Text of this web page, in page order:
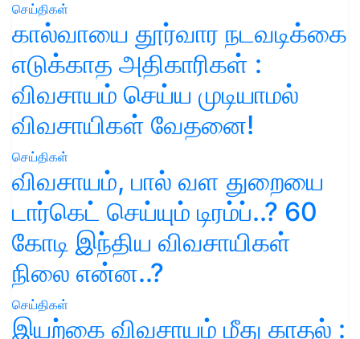
செய்திகள்
கால்வாயை தூர்வார நடவடிக்கை
எடுக்காத அதிகாரிகள் :
விவசாயம் செய்ய முடியாமல்
விவசாயிகள் வேதனை!
செய்திகள்
விவசாயம், பால் வள துறையை
டார்கெட் செய்யும் டிரம்ப்..? 60
கோடி இந்திய விவசாயிகள்
நிலை என்ன..?
செய்திகள்
இயற்கை விவசாயம் மீது காதல் :